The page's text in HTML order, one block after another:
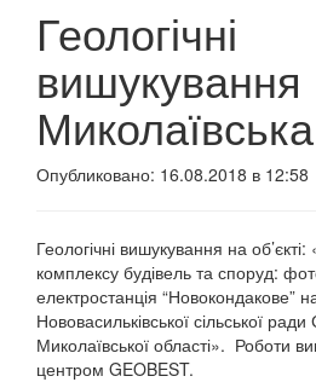
Геологічні
вишукування
Опубликовано: 16.08.2018 в 12:58
Геологічні вишукування на
комплексу будівель та споруд:
електростанція “Новокондакове”
Нововасильківської сільської ради
Миколаївської області». Роботи
центром GEOBEST.